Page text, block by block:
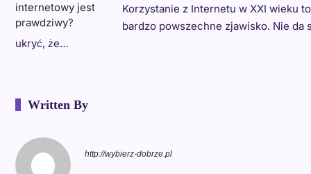
Korzystanie z Internetu w XXI wieku to
bardzo powszechne zjawisko. Nie da
ukryć, że…
Written By
http://wybierz-dobrze.pl